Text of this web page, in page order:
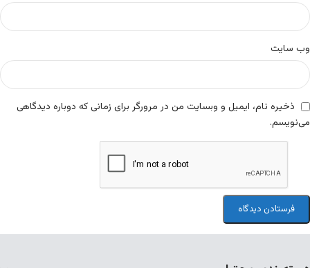
وب‌ سایت
ذخیره نام، ایمیل و وبسایت من در مرورگر برای زمانی که دوباره دیدگاهی
می‌نویسم.